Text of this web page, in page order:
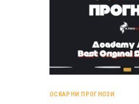
ОСКАРНИ ПРОГНОЗИ